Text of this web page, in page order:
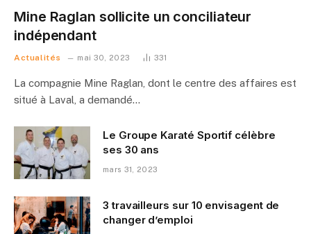
Mine Raglan sollicite un conciliateur
indépendant
Actualités mai 30, 2023 331
La compagnie Mine Raglan, dont le centre des affaires est
situé à Laval, a demandé…
Le Groupe Karaté Sportif célèbre
ses 30 ans
mars 31, 2023
3 travailleurs sur 10 envisagent de
changer d’emploi